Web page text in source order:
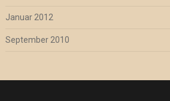
Januar 2012
September 2010